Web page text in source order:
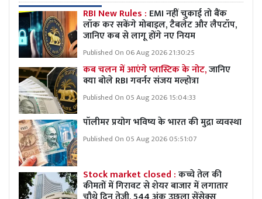
RBI New Rules : EMI नहीं चुकाई तो बैंक
लॉक कर सकेंगे मोबाइल, टैबलेट और लैपटॉप,
जानिए कब से लागू होंगे नए नियम
Published On 06 Aug 2026 21:30:25
कब चलन में आएंगे प्लास्टिक के नोट,जानिए
क्या बोले RBI गवर्नर संजय मल्होत्रा
Published On 05 Aug 2026 15:04:33
पॉलीमर प्रयोग भविष्य के भारत की मुद्रा व्यवस्था
Published On 05 Aug 2026 05:51:07
Stock market closed :कच्चे तेल की
कीमतों में गिरावट से शेयर बाजार में लगातार